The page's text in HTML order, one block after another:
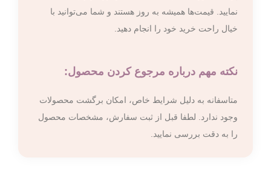
نمایید. قیمت‌ها همیشه به روز هستند و شما می‌توانید با
خیال راحت خرید خود را انجام دهید.
نکته مهم درباره مرجوع کردن محصول:
متاسفانه به دلیل شرایط خاص، امکان برگشت محصولات
وجود ندارد. لطفا قبل از ثبت سفارش، مشخصات محصول
را به دقت بررسی نمایید.